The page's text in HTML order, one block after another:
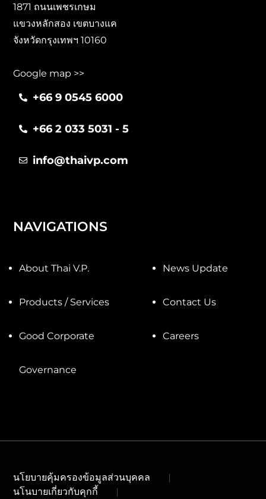
1871 ถนนเพชรเกษม
แขวงหลักสอง เขตบางแค
จังหวัดกรุงเทพฯ 10160
Google map >>
+66 9 0545 6000
+66 2 033 5031 - 5
info@thaivp.com
NAVIGATIONS
About Thai V.P.
Products / Services
Good Corporate
Governance
News Update
Contact Us
Careers
นโยบายคุ้มครองข้อมูลส่วนบุคคล
นโนบายเกี่ยวกับคุกกี้